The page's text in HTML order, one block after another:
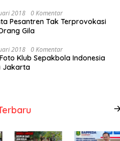
2018 0 Komentar
Pesantren Tak Terprovokasi
Gila
2018 0 Komentar
Klub Sepakbola Indonesia
Jakarta